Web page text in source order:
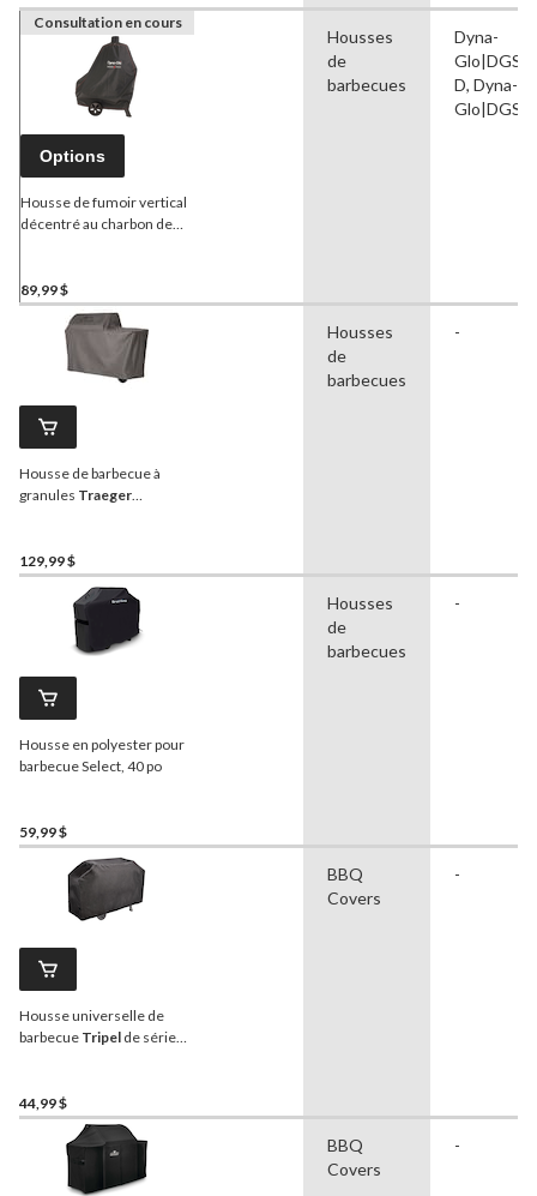
Consultation en cours
Options
Housse de fumoir vertical
décentré au charbon de
noir
89,99 $
Housses
de
barbecues
Dyna-
D, Dyna-
Housse de barbecue à
granules Traeger
129,99 $
Housses
de
barbecues
-
Housse en polyester pour
barbecue Select, 40 po
59,99 $
Housses
de
barbecues
-
Housse universelle de
barbecue Tripel de série
rayons UV, grand, noir
44,99 $
BBQ
Covers
-
BBQ
Covers
-